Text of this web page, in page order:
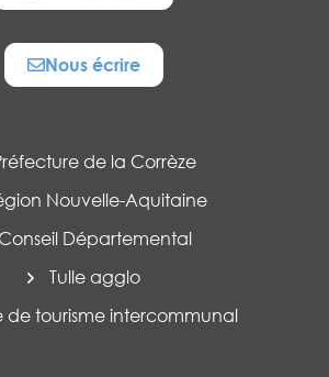
Nous écrire
de la Corrèze
Nouvelle-Aquitaine
Conseil Départemental
Tulle agglo
de tourisme intercommunal